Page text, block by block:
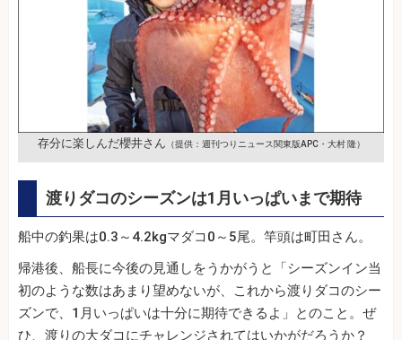
存分に楽しんだ櫻井さん （提供：週刊つりニュース関東版APC・大村 隆）
渡りダコのシーズンは1月いっぱいまで期待
船中の釣果は0.3～4.2kgマダコ0～5尾。竿頭は町田さん。
帰港後、船長に今後の見通しをうかがうと「シーズンイン当
初のような数はあまり望めないが、これから渡りダコのシー
ズンで、1月いっぱいは十分に期待できるよ」とのこと。ぜ
ひ、渡りの大ダコにチャレンジされてはいかがだろうか？